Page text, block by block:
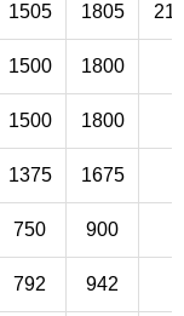
1505 1805
1500 1800
1500 1800
1375 1675
750 900
792 942